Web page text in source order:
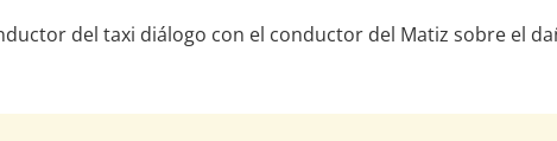
del taxi diálogo con el conductor del Matiz sobre el